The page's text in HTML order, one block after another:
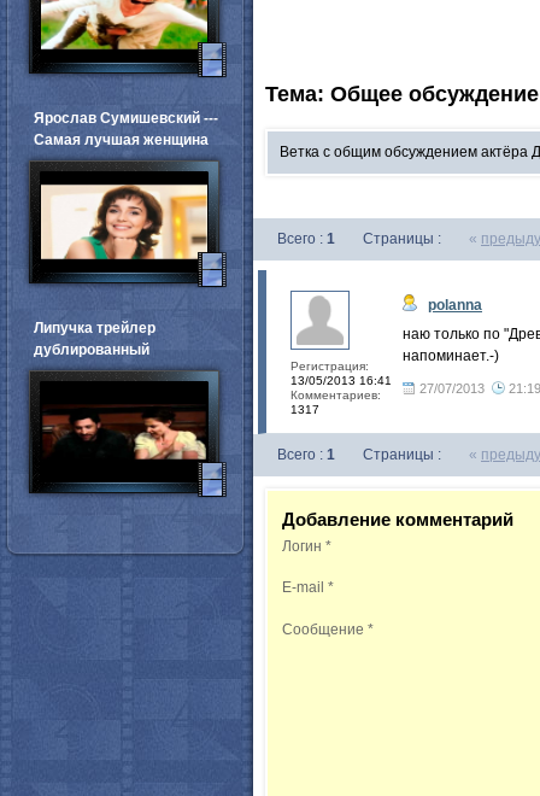
Тема: Общее обсуждение
Ветка с общим обсуждением актёра
Всего : 1 Страницы : «
Регистрация:
13/05/2013 16:41
Комментариев:
1317
polanna
наю только по
напоминает.-)
27/07/2013 21:19
Всего : 1 Страницы : «
Добавление комментарий
Логин *
E-mail *
Сообщение *
Ярослав Сумишевский ---
Самая лучшая женщина
Липучка трейлер
дублированный